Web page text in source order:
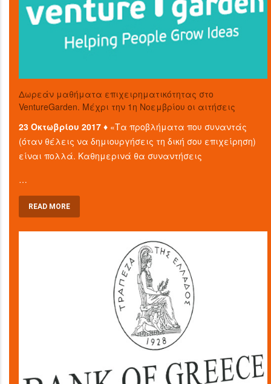
Δωρεάν μαθήματα επιχειρηματικότητας στο
VentureGarden. Μέχρι την 1η Νοεμβρίου οι αιτήσεις
23 Οκτωβρίου 2017 ♦ «Τα προβλήματα που συναντάς
(όταν θέλεις να δημιουργήσεις τη δική σου επιχείρηση)
είναι πολλά. Καθημερινά θα συναντήσεις
…
READ MORE